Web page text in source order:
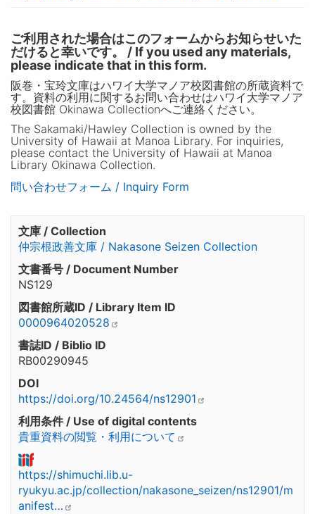
ご利用された場合はこのフォームからお知らせいた
だけると幸いです。 / If you used any materials,
please indicate that in this form.
阪巻・宝玲文庫はハワイ大学マノア校図書館の所蔵資料で
す。資料の利用に関するお問い合わせはハワイ大学マノア
校図書館 Okinawa Collectionへご連絡ください。
The Sakamaki/Hawley Collection is owned by the
University of Hawaii at Manoa Library. For inquiries,
please contact the University of Hawaii at Manoa
Library Okinawa Collection.
問い合わせフォーム / Inquiry Form
文庫 / Collection
仲宗根政善文庫 / Nakasone Seizen Collection
文書番号 / Document Number
NS129
図書館所蔵ID / Library Item ID
0000964020528
書誌ID / Biblio ID
RB00290945
DOI
https://doi.org/10.24564/ns12901
利用条件 / Use of digital contents
貴重資料の閲覧・利用について
https://shimuchi.lib.u-
ryukyu.ac.jp/collection/nakasone_seizen/ns12901/m
anifest…